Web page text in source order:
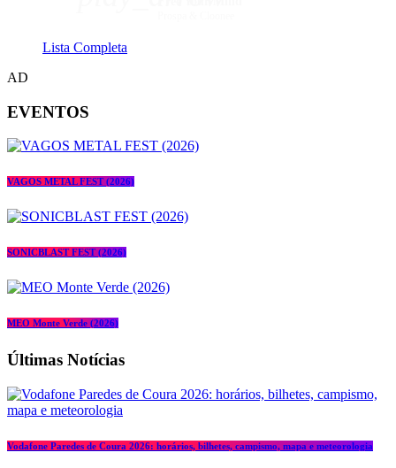
Lista Completa
AD
EVENTOS
VAGOS METAL FEST (2026)
SONICBLAST FEST (2026)
MEO Monte Verde (2026)
Últimas Notícias
Vodafone Paredes de Coura 2026: horários, bilhetes, campismo, mapa e meteorologia